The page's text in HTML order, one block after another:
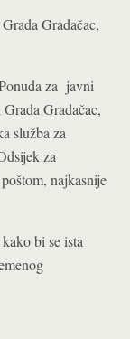
Gradačac,
za javni
Gradačac,
služba za
za
najkasnije
bi se ista